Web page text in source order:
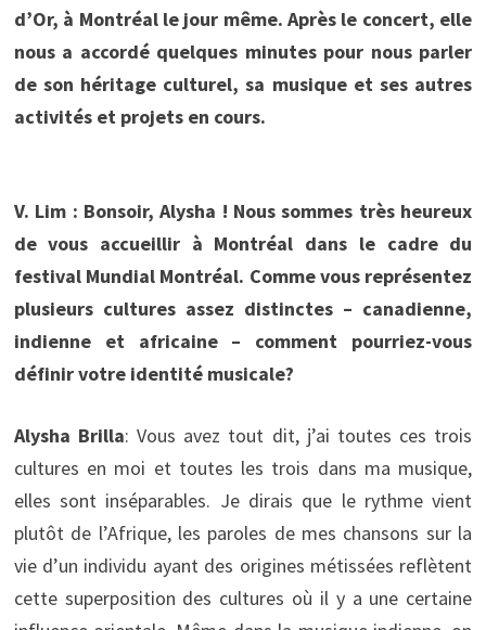
d’Or, à Montréal le jour même. Après le concert, elle
nous a accordé quelques minutes pour nous parler
de son héritage culturel, sa musique et ses autres
activités et projets en cours.
V. Lim : Bonsoir, Alysha ! Nous sommes très heureux
de vous accueillir à Montréal dans le cadre du
festival Mundial Montréal. Comme vous représentez
plusieurs cultures assez distinctes – canadienne,
indienne et africaine – comment pourriez-vous
définir votre identité musicale?
Alysha Brilla: Vous avez tout dit, j’ai toutes ces trois
cultures en moi et toutes les trois dans ma musique,
elles sont inséparables. Je dirais que le rythme vient
plutôt de l’Afrique, les paroles de mes chansons sur la
vie d’un individu ayant des origines métissées reflètent
cette superposition des cultures où il y a une certaine